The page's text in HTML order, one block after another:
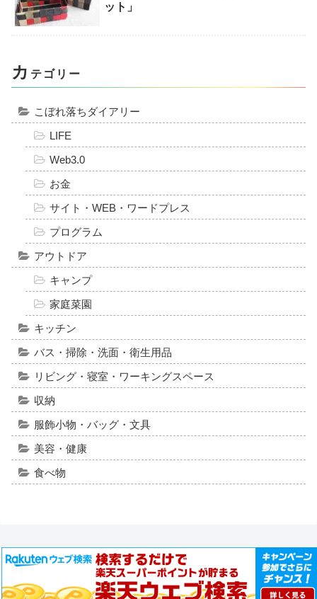
ット」
カ テゴリー
こぼれ落ちダイアリー
LIFE
Web3.0
お金
サイト・WEB・ワードプレス
プログラム
アウトドア
キャンプ
家庭菜園
キッチン
バス・掃除・洗面・衛生用品
リビング・寝室・ワーキングスペース
収納
服飾小物・バッグ・文具
美容・健康
食べ物